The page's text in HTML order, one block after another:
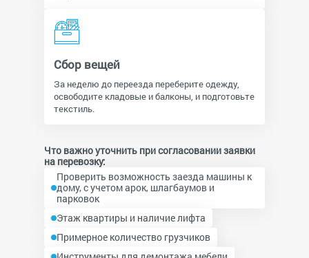
Сбор вещей
За неделю до переезда переберите одежду,
освободите кладовые и балконы, и подготовьте
текстиль.
Что важно уточнить при согласовании заявки
на перевозку:
Проверить возможность заезда машины к
дому, с учетом арок, шлагбаумов и
парковок
Этаж квартиры и наличие лифта
Примерное количество грузчиков